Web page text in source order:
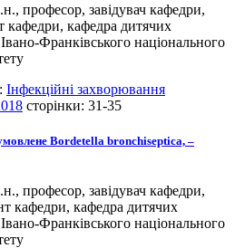
професор, завідувач кафедри,
кафедри, кафедра дитячих
Франківського національного
Інфекційні захворювання
сторінки: 31-35
Bordetella bronchiseptica, –
професор, завідувач кафедри,
кафедри, кафедра дитячих
Франківського національного